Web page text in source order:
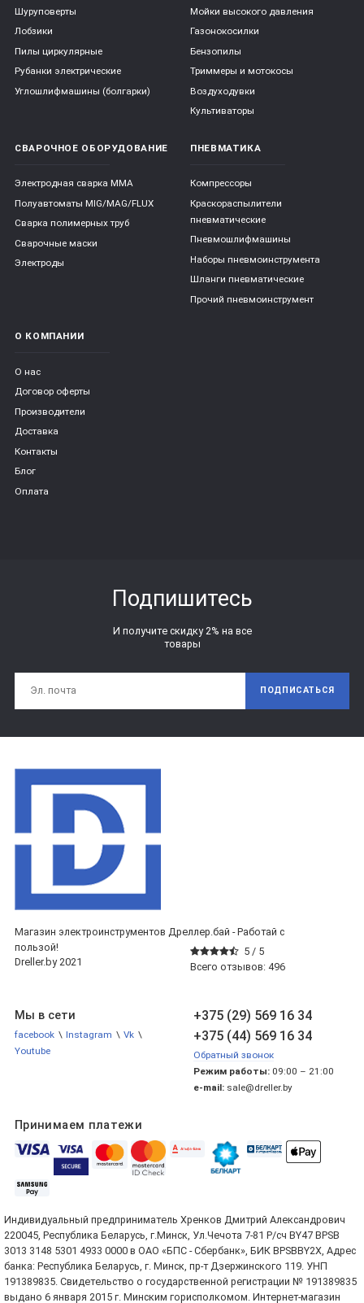
Шуруповерты
Лобзики
Пилы циркулярные
Рубанки электрические
Углошлифмашины (болгарки)
Мойки высокого давления
Газонокосилки
Бензопилы
Триммеры и мотокосы
Воздуходувки
Культиваторы
СВАРОЧНОЕ ОБОРУДОВАНИЕ
Электродная сварка ММА
Полуавтоматы MIG/MAG/FLUX
Сварка полимерных труб
Сварочные маски
Электроды
ПНЕВМАТИКА
Компрессоры
Краскораспылители
пневматические
Пневмошлифмашины
Наборы пневмоинструмента
Шланги пневматические
Прочий пневмоинструмент
О КОМПАНИИ
О нас
Договор оферты
Производители
Доставка
Контакты
Блог
Оплата
Подпишитесь
И получите скидку 2% на все
товары
ПОДПИСАТЬСЯ
Магазин электроинструментов Дреллер.бай - Работай с
пользой!
5 / 5
Всего отзывов: 496
Dreller.by 2021
+375 (29) 569 16 34
+375 (44) 569 16 34
Обратный звонок
Режим работы: 09:00 – 21:00
e-mail: sale@dreller.by
Мы в сети
facebook \ Instagram \ Vk \
Youtube
Принимаем платежи
Индивидуальный предприниматель Хренков Дмитрий Александрович
220045, Республика Беларусь, г.Минск, Ул.Чечота 7-81 Р/сч BY47 BPSB
3013 3148 5301 4933 0000 в ОАО «БПС - Сбербанк», БИК BPSBBY2X, Адрес
банка: Республика Беларусь, г. Минск, пр-т Дзержинского 119. УНП
191389835. Свидетельство о государственной регистрации № 191389835
выдано 6 января 2015 г. Минским горисполкомом. Интернет-магазин